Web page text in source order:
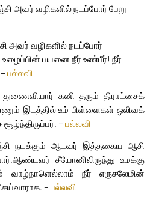
அவர் வழிகளில் நடப்போர் பேறு
அவர் வழிகளில் நடப்போர்
உழைப்பின் பயனை நீர் உண்பீர்! நீர்
பல்லவி
கனி தரும் திராட்சைக்
இடத்தில் உம் பிள்ளைகள் ஒலிவக்
– பல்லவி
நடக்கும் ஆடவர் இத்தகைய ஆசி
ஆண்டவர் சீயோனிலிருந்து உமக்கு
வாழ்நாளெல்லாம் நீர் எருசலேமின்
– பல்லவி